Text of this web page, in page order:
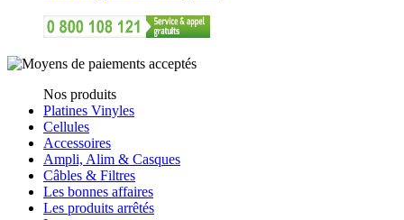
Nos produits
Platines Vinyles
Cellules
Accessoires
Ampli, Alim & Casques
Câbles & Filtres
Les bonnes affaires
Les produits arrêtés